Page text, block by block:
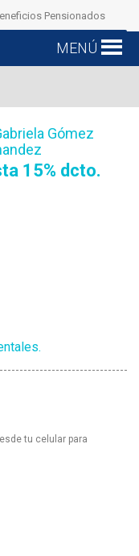
Pensionados
MENÚ
Gómez
15% dcto.
tu celular para